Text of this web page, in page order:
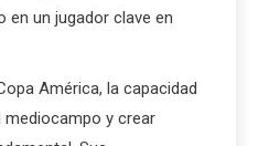
en un jugador clave en
América, la capacidad
mediocampo y crear